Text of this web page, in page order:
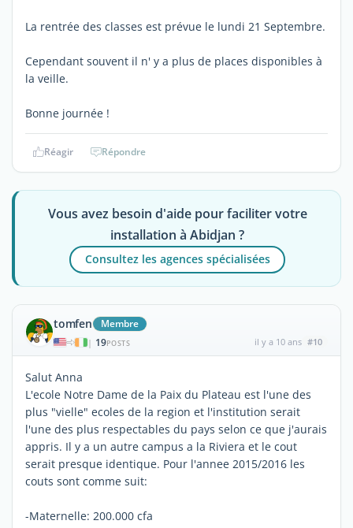
La rentrée des classes est prévue le lundi 21 Septembre.
Cependant souvent il n' y a plus de places disponibles à
la veille.
Bonne journée !
Réagir Répondre
Vous avez besoin d'aide pour faciliter votre
installation à Abidjan ?
Consultez les agences spécialisées
tomfen Membre
| 19POSTS il y a 10 ans #10
Salut Anna
L'ecole Notre Dame de la Paix du Plateau est l'une des
plus "vielle" ecoles de la region et l'institution serait
l'une des plus respectables du pays selon ce que j'aurais
appris. Il y a un autre campus a la Riviera et le cout
serait presque identique. Pour l'annee 2015/2016 les
couts sont comme suit:
-Maternelle: 200.000 cfa